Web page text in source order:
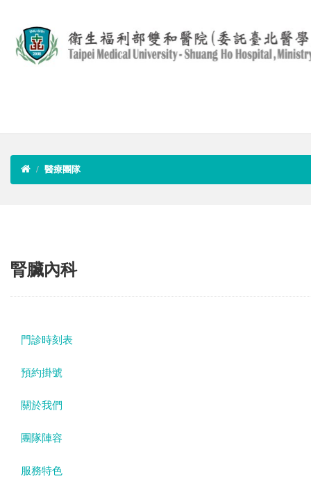
醫療團隊
腎臟內科
門診時刻表
預約掛號
關於我們
團隊陣容
服務特色